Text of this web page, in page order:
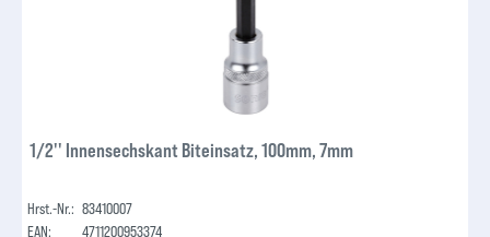
1/2'' Innensechskant Biteinsatz, 100mm, 7mm
Hrst.-Nr.: 83410007
EAN:
4711200953374